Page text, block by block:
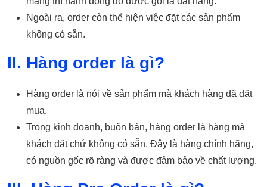
Ngoài ra, order còn thể hiện việc đặt các sản phẩm
không có sẵn.
II. Hàng order là gì?
Hàng order là nói về sản phẩm mà khách hàng đã đặt
mua.
Trong kinh doanh, buôn bán, hàng order là hàng mà
khách đặt chứ không có sẵn. Đây là hàng chính hãng,
có nguồn gốc rõ ràng và được đảm bảo về chất lượng.